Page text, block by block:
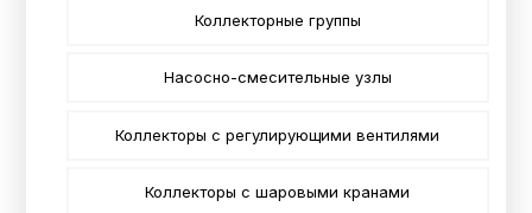
Коллекторные группы
Насосно-смесительные узлы
Коллекторы с регулирующими вентилями
Коллекторы с шаровыми кранами